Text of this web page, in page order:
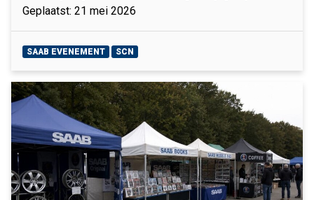
Geplaatst: 21 mei 2026
SAAB EVENEMENT SCN